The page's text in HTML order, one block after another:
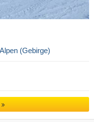
(Gebirge)